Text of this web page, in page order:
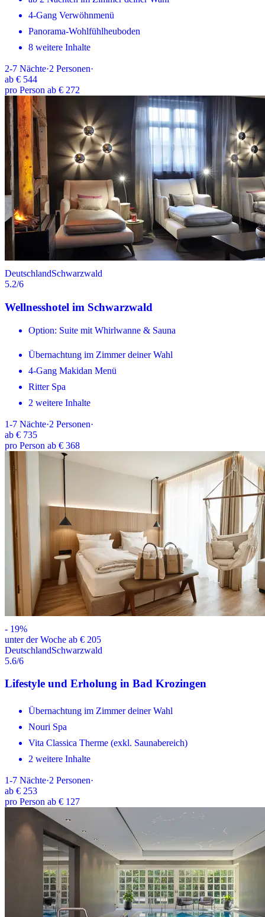
4-Gang Verwöhnmenü
Panorama-Wohlfühlheuboden
8 weitere Inhalte
2-7 Nächte·2 Personen·
ab € 544
pro Person ab € 272
DeutschlandSchwarzwald
5.2/6
Wellnesshotel im Schwarzwald
Option: Suite mit Whirlwanne & Sauna
Übernachtung im Zimmer deiner Wahl
4-Gang Makidan Menü
Ritter Spa
2 weitere Inhalte
1-7 Nächte·2 Personen·
ab € 735
pro Person ab € 368
- 19%
unter der Woche ab € 205
DeutschlandSchwarzwald
5.6/6
Lifestyle und Erholung in Bad Krozingen
Übernachtung im Zimmer deiner Wahl
Nouri Spa
Vita Classica Therme (exkl. Saunabereich)
2 weitere Inhalte
1-7 Nächte·2 Personen·
ab € 253
pro Person ab € 127